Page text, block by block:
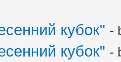
кубок" -
кубок" -